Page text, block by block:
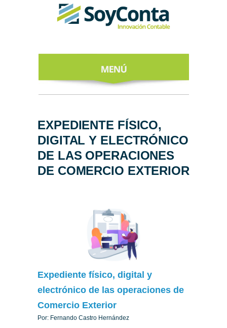
ACERCA DE
NUESTROS
EXPERTOS
TODO SOBRE
AL NEWSLETTER
EXPEDIENTE FÍSICO,
DIGITAL Y ELECTRÓNICO
DE LAS OPERACIONES
DE COMERCIO EXTERIOR
Expediente físico, digital y
electrónico de las operaciones de
Comercio Exterior
Por: Fernando Castro Hernández